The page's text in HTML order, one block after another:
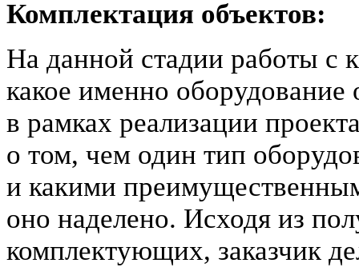
Комплектация объектов:
На данной стадии работы с
какое именно оборудование
в рамках реализации
о том, чем один тип
и какими
оно наделено. Исходя из
комплектующих, заказчик